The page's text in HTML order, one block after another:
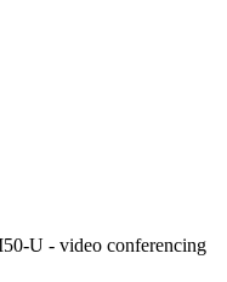
U - video conferencing